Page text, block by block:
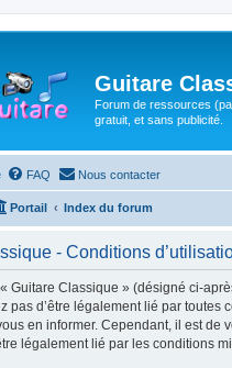
Guitare
Forum de ressources
gratuit, et sans publicité.
FAQ Nous contacter
Portail Index du forum
- Conditions
Guitare Classique » (désigné ci-
pas d’être légalement lié par
en informer. Cependant, il est de
légalement lié par les conditions